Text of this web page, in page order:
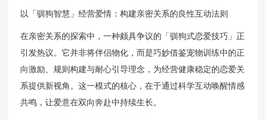
以「驯狗智慧」经营爱情：构建亲密关系的良性互动法则
在亲密关系的探索中，一种颇具争议的「驯狗式恋爱技巧」正
引发热议。它并非将伴侣物化，而是巧妙借鉴宠物训练中的正
向激励、规则构建与耐心引导理念，为经营健康稳定的恋爱关
系提供新视角。这一模式的核心，在于通过科学互动唤醒情感
共鸣，让爱意在双向奔赴中持续生长。